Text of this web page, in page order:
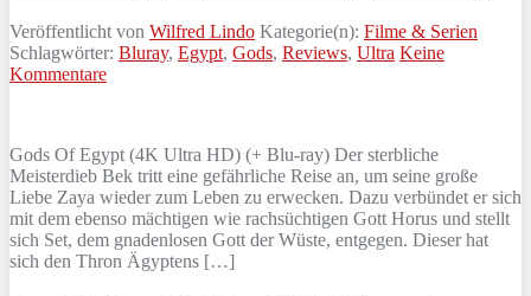
Veröffentlicht von Wilfred Lindo Kategorie(n): Filme & Serien
Schlagwörter: Bluray, Egypt, Gods, Reviews, Ultra Keine
Kommentare
Gods Of Egypt (4K Ultra HD) (+ Blu-ray) Der sterbliche
Meisterdieb Bek tritt eine gefährliche Reise an, um seine große
Liebe Zaya wieder zum Leben zu erwecken. Dazu verbündet er sich
mit dem ebenso mächtigen wie rachsüchtigen Gott Horus und stellt
sich Set, dem gnadenlosen Gott der Wüste, entgegen. Dieser hat
sich den Thron Ägyptens […]